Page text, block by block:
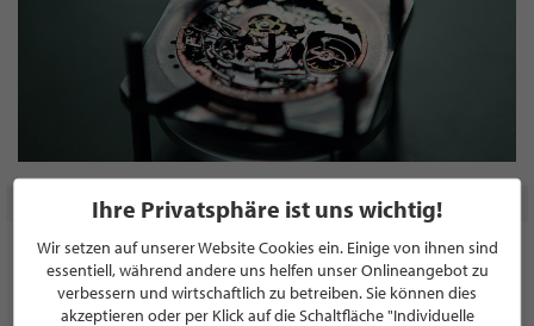
Ihre Privatsphäre ist uns wichtig!
Wir setzen auf unserer Website Cookies ein. Einige von ihnen sind
essentiell, während andere uns helfen unser Onlineangebot zu
verbessern und wirtschaftlich zu betreiben. Sie können dies
akzeptieren oder per Klick auf die Schaltfläche "Individuelle